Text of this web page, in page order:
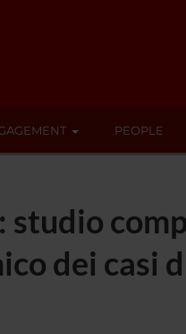
PEOPLE
studio
dei casi